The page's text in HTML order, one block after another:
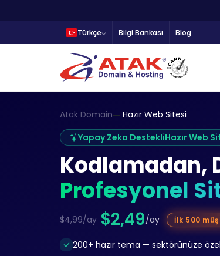
Türkçe Bilgi Bankası Blog
Atak Domain
Hazır Web Sitesi
Yapay Zeka DestekliHazır Web
Kodlamadan,
Profesyonel
$4,99/ay $2,49/ay İlk 500
200+ hazır tema — sektörünüze